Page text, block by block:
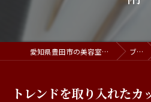
愛知県豊田市の美容室ならatelier Barocco ブログ
トレンドを取り入れたカ